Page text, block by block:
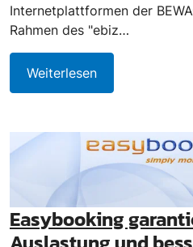
Internetplattformen der
Rahmen des "ebiz…
Weiterlesen
Easybooking